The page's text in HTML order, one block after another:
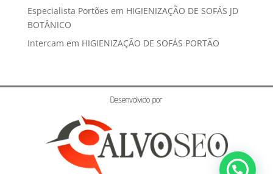
Especialista Portões em HIGIENIZAÇÃO DE SOFÁS JD
BOTÂNICO
Intercam em HIGIENIZAÇÃO DE SOFÁS PORTÃO
Desenvolvido por